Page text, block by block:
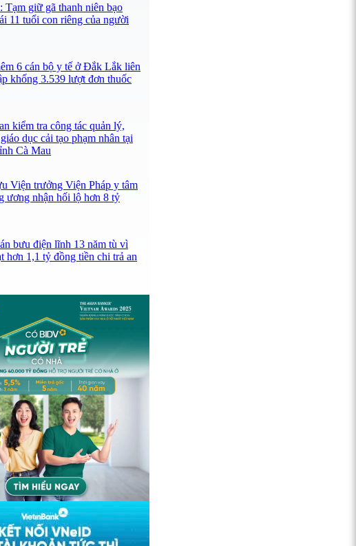
giữ gã thanh niên bạo
11 tuổi con riêng của người
6 cán bộ y tế ở Đắk Lắk liên
khống 3.539 lượt đơn thuốc
kiểm tra công tác quản lý,
dục cải tạo phạm nhân tại
Cà Mau
Viện trưởng Viện Pháp y tâm
ương nhận hối lộ hơn 8 tỷ
bưu điện lĩnh 13 năm tù vì
hơn 1,1 tỷ đồng tiền chi trả an